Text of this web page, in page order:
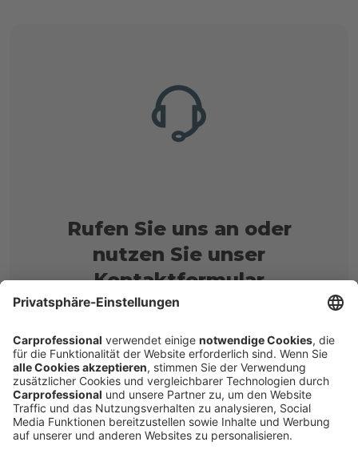
Rufen Sie uns an oder
nutzen Sie unser
Kontaktformular
Rufen Sie uns an: + 49 40 531050
Nachricht schreiben